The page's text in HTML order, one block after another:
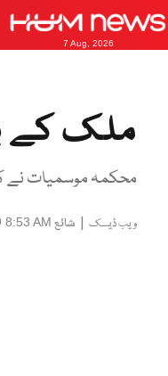
7 Aug, 2026
ملک کے
محکمہ موسمیات نے
ویب ڈیسک | شائع 8:53 AM